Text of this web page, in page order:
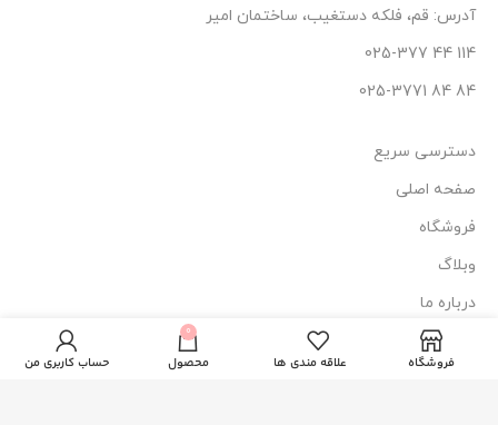
آدرس: قم، فلکه دستغیب، ساختمان امیر
114 44 025-377
84 84 025-3771
دسترسی سریع
صفحه اصلی
فروشگاه
وبلاگ
درباره ما
تماس با ما
فر مو کوئین1.800.000 ناموجود
فروشگاه علاقه مندی ها
0
محصول حساب کاربری من